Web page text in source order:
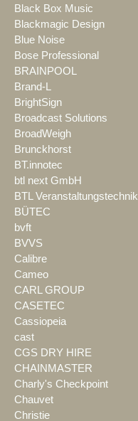
Black Box Music
Blackmagic Design
Blue Noise
Bose Professional
BRAINPOOL
Brand-L
BrightSign
Broadcast Solutions
BroadWeigh
Brunckhorst
BT.innotec
btl next GmbH
BTL Veranstaltungstechnik
BÜTEC
bvft
BVVS
Calibre
Cameo
CARL GROUP
CASETEC
Cassiopeia
cast
CGS DRY HIRE
CHAINMASTER
Charly's Checkpoint
Chauvet
Christie